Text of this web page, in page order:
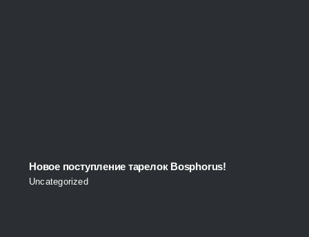
Новое поступление тарелок Bosphorus!
Uncategorized